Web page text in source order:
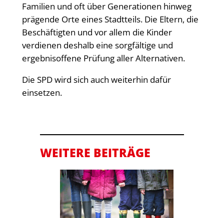
Familien und oft über Generationen hinweg
prägende Orte eines Stadtteils. Die Eltern, die
Beschäftigten und vor allem die Kinder
verdienen deshalb eine sorgfältige und
ergebnisoffene Prüfung aller Alternativen.
Die SPD wird sich auch weiterhin dafür
einsetzen.
WEITERE BEITRÄGE